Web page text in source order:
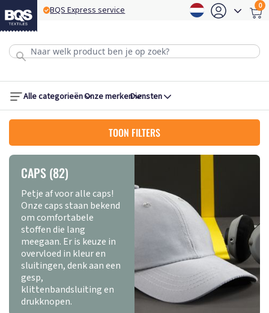
BQS Express service 0
Alle categorieënOnze merkenDiensten
TOON FILTERS
CAPS (82)
Petje af voor alle caps!
Onze caps staan bekend
om comfortabele
stoffen die lang
meegaan. Er is keuze in
overvloed in kleur en
sluitingen, denk aan een
gesp,
klittenbandsluiting en
drukknopen.